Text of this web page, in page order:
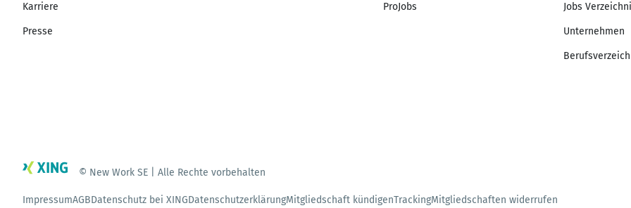
Karriere
Presse
ProJobs Jobs
Unternehmen
© New Work SE | Alle Rechte vorbehalten
ImpressumAGBDatenschutz bei XINGDatenschutzerklärungMitgliedschaft kündigenTrackingMitgliedschaften widerrufen